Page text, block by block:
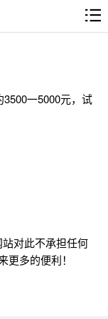
一5000元，试
对此不承担任何
多的便利！